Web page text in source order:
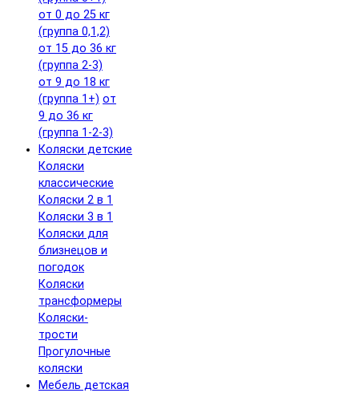
от 0 до 25 кг
(группа 0,1,2)
от 15 до 36 кг
(группа 2-3)
от 9 до 18 кг
(группа 1+) от
9 до 36 кг
(группа 1-2-3)
Коляски детские
Коляски
классические
Коляски 2 в 1
Коляски 3 в 1
Коляски для
близнецов и
погодок
Коляски
трансформеры
Коляски-
трости
Прогулочные
коляски
Мебель детская